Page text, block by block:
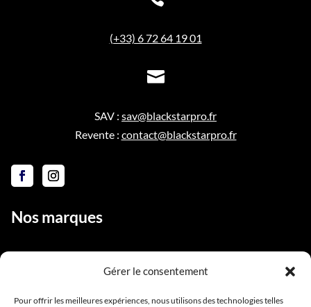
Gérer le consentement
Pour offrir les meilleures expériences, nous utilisons des technologies telles
(+33) 6 72 64 19 01

SAV : sav@blackstarpro.fr
Revente : contact@blackstarpro.fr
Nos marques